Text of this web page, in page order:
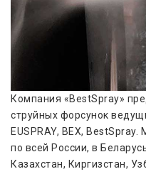
Компания «BestSpray»
струйных форсунок
EUSPRAY, BEX,
по всей России, в
Казахстан, Киргизстан,